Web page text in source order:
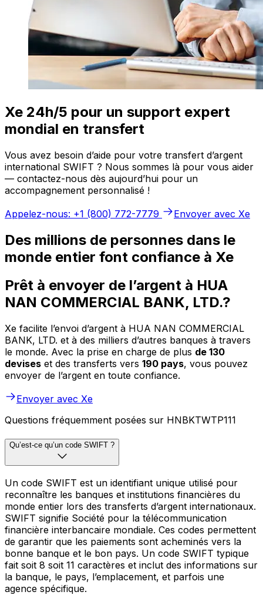
Xe 24h/5 pour un support expert
mondial en transfert
Vous avez besoin d’aide pour votre transfert d’argent
international SWIFT ? Nous sommes là pour vous aider
— contactez-nous dès aujourd’hui pour un
accompagnement personnalisé !
Appelez-nous: +1 (800) 772-7779
Envoyer avec Xe
Des millions de personnes dans le
monde entier font confiance à Xe
Prêt à envoyer de l’argent à HUA
NAN COMMERCIAL BANK, LTD.?
Xe facilite l’envoi d’argent à HUA NAN COMMERCIAL
BANK, LTD. et à des milliers d’autres banques à travers
le monde. Avec la prise en charge de plus de 130
devises et des transferts vers 190 pays, vous pouvez
envoyer de l’argent en toute confiance.
Envoyer avec Xe
Questions fréquemment posées sur HNBKTWTP111
Qu’est-ce qu’un code SWIFT ?
Un code SWIFT est un identifiant unique utilisé pour
reconnaître les banques et institutions financières du
monde entier lors des transferts d’argent internationaux.
SWIFT signifie Société pour la télécommunication
financière interbancaire mondiale. Ces codes permettent
de garantir que les paiements sont acheminés vers la
bonne banque et le bon pays. Un code SWIFT typique
fait soit 8 soit 11 caractères et inclut des informations sur
la banque, le pays, l’emplacement, et parfois une
agence spécifique.